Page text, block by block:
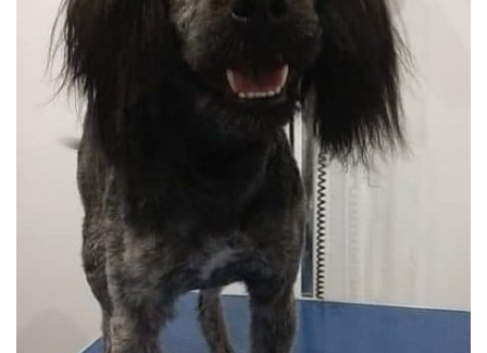
przechodzą kwarantannę, są leczone i mają całą profilaktykę. Są
również sterylizowane i kastrowane. Są socjalizowane czyli
przygotowywane do tego by odnaleźć się w nowej rodzinie. My
bardzo dobrze znamy naszych podopiecznych więc jest nam łatwiej
dopasować psa do rodziny i odwrotnie.